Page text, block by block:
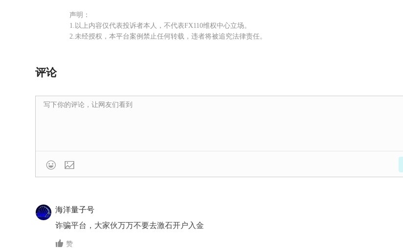
声明：
1.以上内容仅代表投诉者本人，不代表FX110维权中心立场。
2.未经授权，本平台案例禁止任何转载，违者将被追究法律责任。
评论

海洋量子号
诈骗平台，大家伙万万不要去激石开户入金
 赞